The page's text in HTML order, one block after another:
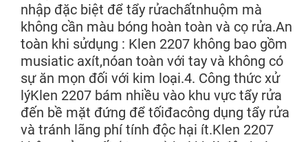
nhập đặc biệt để tẩy rửachấtnhuộm mà
không cần màu bóng hoàn toàn và cọ rửa.An
toàn khi sửdụng : Klen 2207 không bao gồm
musiatic axít,nóan toàn với tay và không có
sự ăn mọn đối với kim loại.4. Công thức xử
lýKlen 2207 bám nhiều vào khu vực tẩy rửa
đến bề mặt đứng để tốiđacông dụng tẩy rửa
và tránh lãng phí tính độc hại ít.Klen 2207